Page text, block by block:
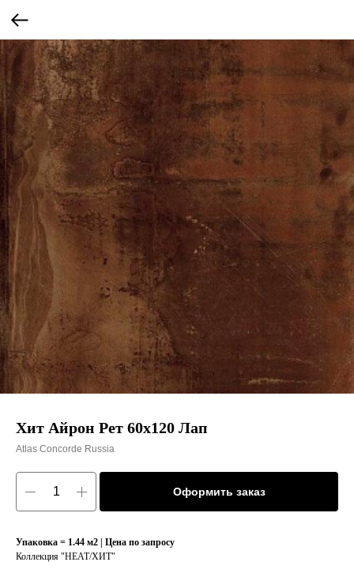
Хит Айрон Рет 60х120 Лап
Atlas Concorde Russia
Оформить заказ
Упаковка = 1.44 м2 | Цена по запросу
Коллекция "HEAT/XИT"